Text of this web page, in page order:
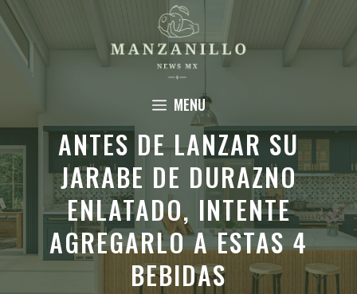
Saltar
al
contenido
MENU
ANTES DE LANZAR SU
JARABE DE DURAZNO
ENLATADO, INTENTE
AGREGARLO A ESTAS 4
BEBIDAS